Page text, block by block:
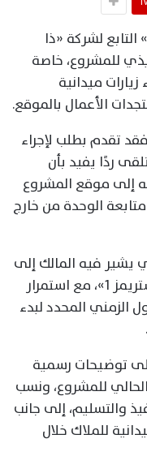
أثار عدد من ملاك مشروع «ستريمز 1» التابع لشركة «ذا
للمشروع، خاصة
ميدانية
الأعمال بالموقع.
تقدم بطلب لإجراء
ردًا يفيد بأن
إلى موقع المشروع
الوحدة من خارج
فيه المالك إلى
مرور أكثر من 4 سنوات على طرح «ستريمز 1»، مع استمرار
الزمني المحدد لبدء
توضيحات رسمية
للمشروع، ونسب
والتسليم، إلى جانب
للملاك خلال